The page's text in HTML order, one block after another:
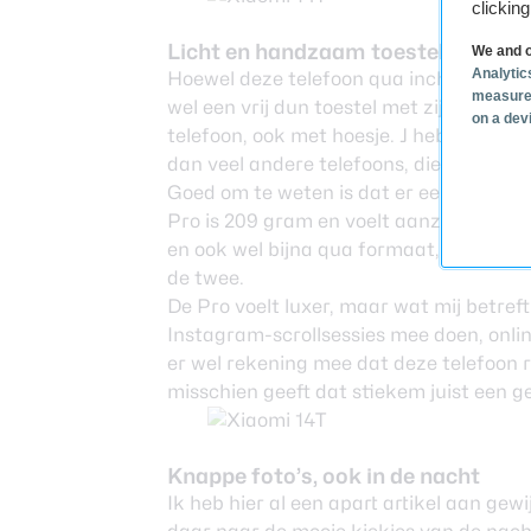
We and
on a
Licht en handzaam toestel
Hoewel deze telefoon qua inch niet
wel een vrij dun toestel met zijn 7,8
telefoon, ook met hoesje. J hebt
dan veel andere telefoons, die al gauw
Goed om te weten is dat er een
Pro is 209 gram en voelt aanzienlijk
en ook wel bijna qua formaat, het
de twee.
De Pro voelt luxer, maar wat mij
Instagram-scrollsessies mee doen,
er wel rekening mee dat deze telefoon
misschien geeft dat stiekem juist een
Knappe foto’s, ook in de nacht
Ik heb hier al een apart artikel aan